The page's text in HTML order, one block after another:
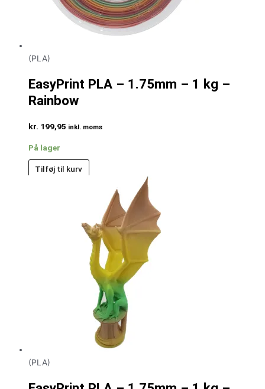
(PLA)
EasyPrint PLA – 1.75mm – 1 kg –
Rainbow
kr. 199,95 inkl. moms
På lager
Tilføj til kurv
(PLA)